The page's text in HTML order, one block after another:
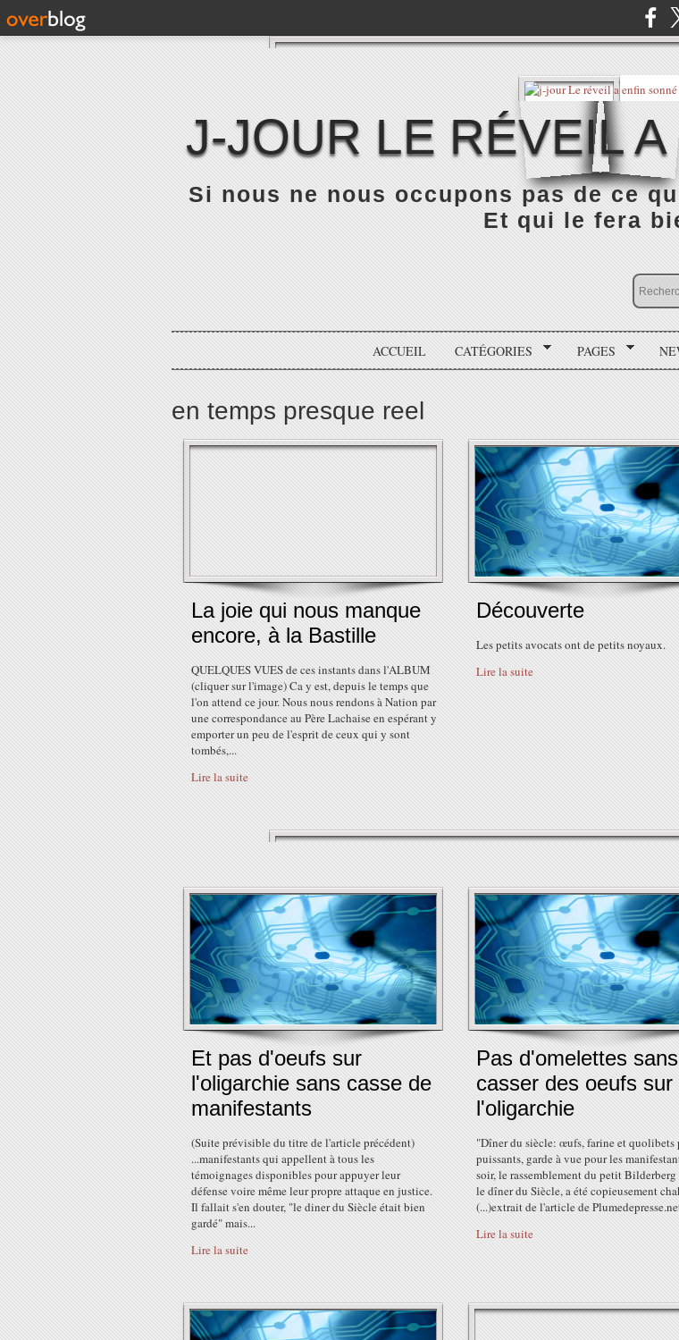
J-JOUR LE RÉVEIL
Si nous ne nous occupons pas de ce
Et qui le fera
ACCUEIL CATÉGORIES PAGES
en temps presque reel
La joie qui nous manque
encore, à la Bastille
QUELQUES VUES de ces instants dans l'ALBUM
(cliquer sur l'image) Ca y est, depuis le temps que
l'on attend ce jour. Nous nous rendons à Nation par
une correspondance au Père Lachaise en espérant y
emporter un peu de l'esprit de ceux qui y sont
tombés,...
Lire la suite
Découverte
Les petits avocats ont de petits noyaux.
Lire la suite
Et pas d'oeufs sur
l'oligarchie sans casse de
manifestants
(Suite prévisible du titre de l'article précédent)
...manifestants qui appellent à tous les
témoignages disponibles pour appuyer leur
défense voire même leur propre attaque en justice.
Il fallait s'en douter, "le diner du Siècle était bien
gardé" mais...
Lire la suite
Pas d'omelettes sans
casser des oeufs sur
l'oligarchie
"Dîner du siècle: œufs, farine et quolibets
puissants, garde à vue pour les
soir, le rassemblement du petit Bilderberg
le dîner du Siècle, a été copieusement
(...)extrait de l'article de
Lire la suite